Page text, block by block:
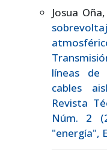
Josua
líneas de
cables
Revista
Núm. 2
"energía",